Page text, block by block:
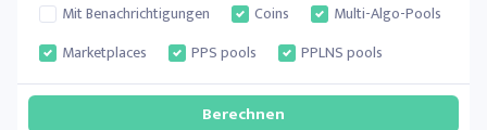
Mit Benachrichtigungen Coins
Multi-Algo-Pools
Marketplaces
PPS pools PPLNS pools